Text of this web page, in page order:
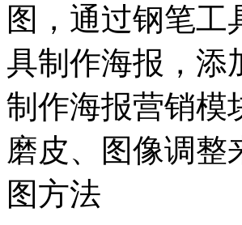
图，通过钢笔工
具制作海报，添
制作海报营销模
磨皮、图像调整
图方法